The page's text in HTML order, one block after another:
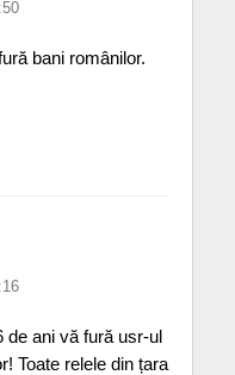
bani românilor.
de ani vă fură usr-ul
Toate relele din țara